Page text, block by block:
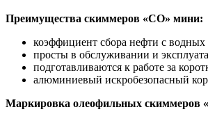
Преимущества скиммеров «СО» мини:
коэффициент сбора нефти с водных
просты в обслуживании и
подготавливаются к работе за
алюминиевый искробезопасный
Маркировка олеофильных скиммеров